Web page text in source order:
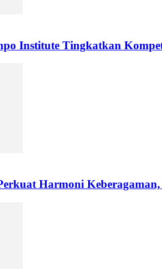
Institute Tingkatkan
Harmoni